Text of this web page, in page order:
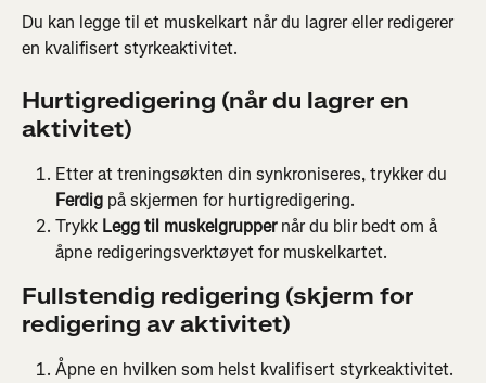
Du kan legge til et muskelkart når du lagrer eller redigerer
en kvalifisert styrkeaktivitet.
Hurtigredigering (når du lagrer en
aktivitet)
Etter at treningsøkten din synkroniseres, trykker du
Ferdig på skjermen for hurtigredigering.
Trykk Legg til muskelgrupper når du blir bedt om å
åpne redigeringsverktøyet for muskelkartet.
Fullstendig redigering (skjerm for
redigering av aktivitet)
Åpne en hvilken som helst kvalifisert styrkeaktivitet.